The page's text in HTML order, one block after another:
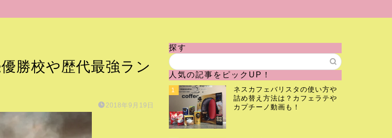
勝校や歴代最強ラン
2018年9月19日
探す
人気の記事をピックUP！
1
ネスカフェバリスタの使い方や
詰め替え方法は？カフェラテや
カプチーノ動画も！